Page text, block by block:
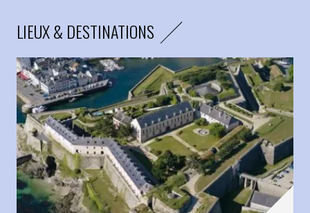
LIEUX & DESTINATIONS